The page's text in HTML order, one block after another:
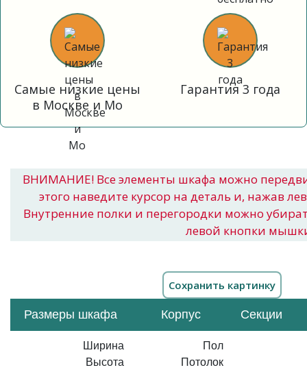
Самые низкие цены
в Москве и Мо
Гарантия 3 года
ВНИМАНИЕ! Все элементы шкафа можно
этого наведите курсор на деталь и, нажав
Внутренние полки и перегородки можно
левой кнопки
Размеры шкафа Корпус Секции
Ширина
Высота
Пол
Потолок